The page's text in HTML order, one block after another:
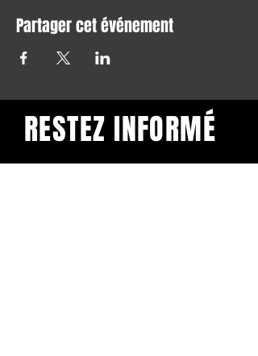
Partager cet événement
RESTEZ INFORMÉ